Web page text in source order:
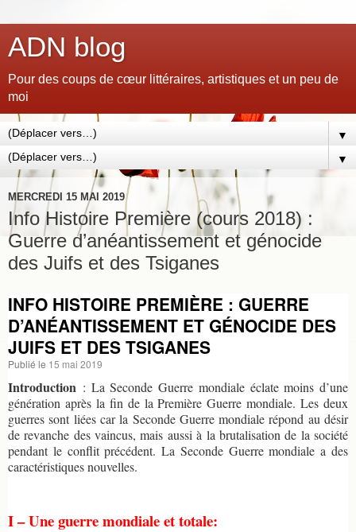
ADN blog
Pour des coups de cœur littéraires, artistiques et un peu de
moi
▼
▼
MERCREDI 15 MAI 2019
Info Histoire Première (cours 2018) :
Guerre d’anéantissement et génocide
des Juifs et des Tsiganes
INFO HISTOIRE PREMIÈRE : GUERRE
D’ANÉANTISSEMENT ET GÉNOCIDE DES
JUIFS ET DES TSIGANES
Publié le 15 mai 2019
Introduction : La Seconde Guerre mondiale éclate moins d’une
génération après la fin de la Première Guerre mondiale. Les deux
guerres sont liées car la Seconde Guerre mondiale répond au désir
de revanche des vaincus, mais aussi à la brutalisation de la société
pendant le conflit précédent. La Seconde Guerre mondiale a des
caractéristiques nouvelles.
I – Une guerre mondiale et totale: